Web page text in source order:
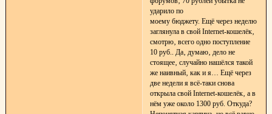
ударило по
моему бюджету. Ещё через неделю
заглянула в свой Internet-кошелёк‚
смотрю‚ всего одно поступление
10 руб.. Да‚ думаю‚ дело не
стоящее‚ случайно нашёлся такой
же наивный‚ как и я… Ещё через
две недели я всё-таки снова
открыла свой Internet-кошелёк‚ а в
нём уже около 1300 руб. Откуда?